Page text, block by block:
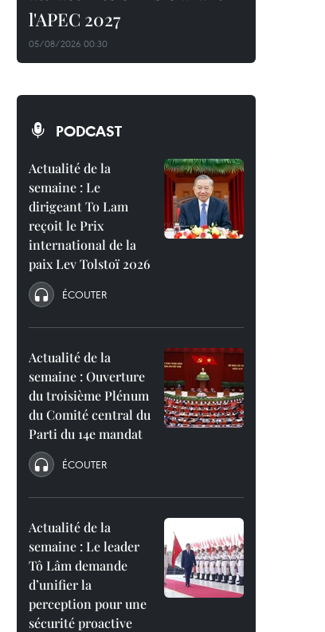
l'APEC 2027
05/08/2026 00:30
PODCAST
Actualité de la
semaine : Le
dirigeant To Lam
reçoit le Prix
international de la
paix Lev Tolstoï 2026
ÉCOUTER
Actualité de la
semaine : Ouverture
du troisième Plénum
du Comité central du
Parti du 14e mandat
ÉCOUTER
Actualité de la
semaine : Le leader
Tô Lâm demande
d’unifier la
perception pour une
sécurité proactive